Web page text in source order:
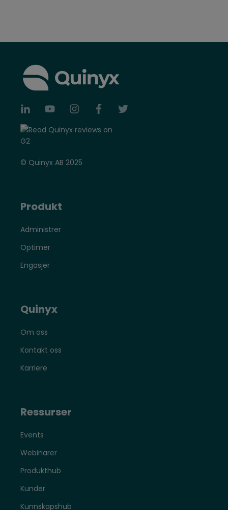
© Quinyx AB 2025
Produkt
Administrer
Optimer
Engasjer
Quinyx
Om oss
Kontakt oss
Karriere
Ressurser
Events
Webinarer
Produkthub
Kunder
Kunnskapshub